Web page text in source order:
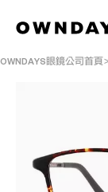
OWNDAYS眼鏡公司首頁